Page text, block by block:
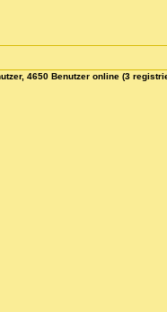
4650 Benutzer online (3